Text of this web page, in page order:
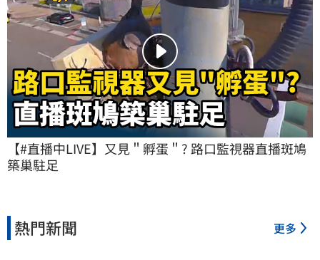
【#直播中LIVE】又見＂孵蛋＂? 路口監視器直播斑鳩
築巢駐足
熱門新聞 更多